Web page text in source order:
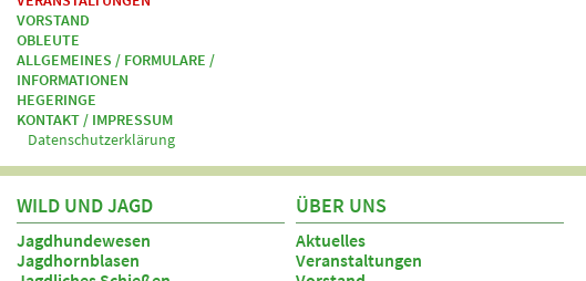
VORSTAND
OBLEUTE
ALLGEMEINES / FORMULARE /
INFORMATIONEN
HEGERINGE
KONTAKT / IMPRESSUM
Datenschutzerklärung
WILD UND JAGD
Jagdhundewesen
Jagdhornblasen
ÜBER UNS
Aktuelles
Veranstaltungen